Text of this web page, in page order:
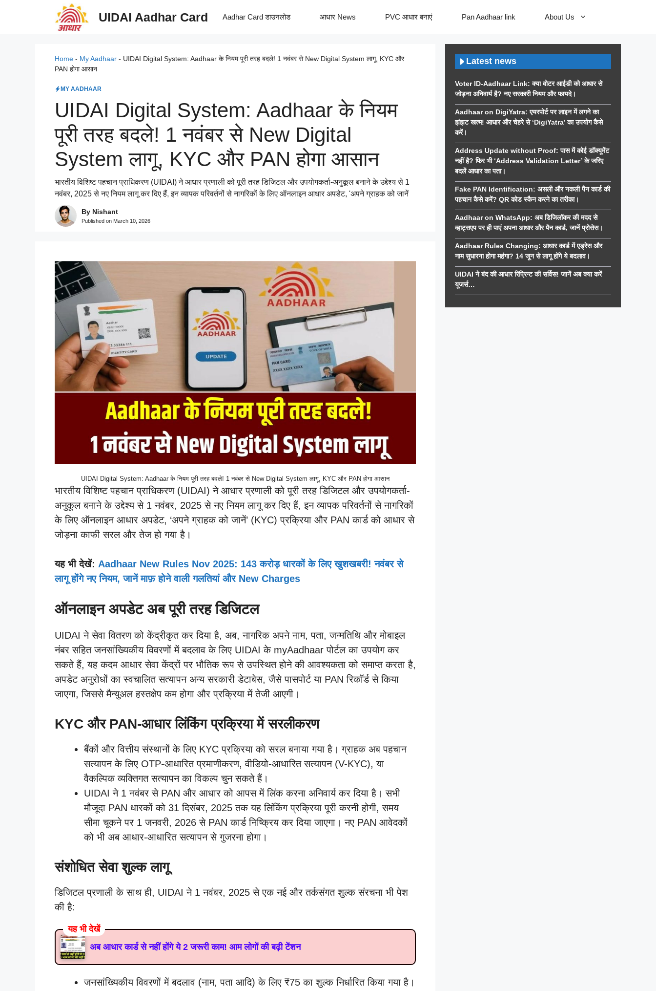
UIDAI Aadhar Card Aadhar Card डाउनलोड आधार News PVC आधार बनाएं Pan Aadhaar link About Us
Home - My Aadhaar - UIDAI Digital System: Aadhaar के नियम पूरी तरह बदले! 1 नवंबर से New Digital System लागू, KYC और
PAN होगा आसान
MY AADHAAR
UIDAI Digital System: Aadhaar के नियम
पूरी तरह बदले! 1 नवंबर से New Digital
System लागू, KYC और PAN होगा आसान
भारतीय विशिष्ट पहचान प्राधिकरण (UIDAI) ने आधार प्रणाली को पूरी तरह डिजिटल और उपयोगकर्ता-अनुकूल बनाने के उद्देश्य से 1
नवंबर, 2025 से नए नियम लागू कर दिए हैं, इन व्यापक परिवर्तनों से नागरिकों के लिए ऑनलाइन आधार अपडेट, 'अपने ग्राहक को जानें
By Nishant
Published on March 10, 2026
UIDAI Digital System: Aadhaar के नियम पूरी तरह बदले! 1 नवंबर से New Digital System लागू, KYC और PAN होगा आसान
भारतीय विशिष्ट पहचान प्राधिकरण (UIDAI) ने आधार प्रणाली को पूरी तरह डिजिटल और उपयोगकर्ता-
अनुकूल बनाने के उद्देश्य से 1 नवंबर, 2025 से नए नियम लागू कर दिए हैं, इन व्यापक परिवर्तनों से नागरिकों
के लिए ऑनलाइन आधार अपडेट, ‘अपने ग्राहक को जानें’ (KYC) प्रक्रिया और PAN कार्ड को आधार से
जोड़ना काफी सरल और तेज हो गया है।
यह भी देखें: Aadhaar New Rules Nov 2025: 143 करोड़ धारकों के लिए खुशखबरी! नवंबर से
लागू होंगे नए नियम, जानें माफ़ होने वाली गलतियां और New Charges
ऑनलाइन अपडेट अब पूरी तरह डिजिटल
UIDAI ने सेवा वितरण को केंद्रीकृत कर दिया है, अब, नागरिक अपने नाम, पता, जन्मतिथि और मोबाइल
नंबर सहित जनसांख्यिकीय विवरणों में बदलाव के लिए UIDAI के myAadhaar पोर्टल का उपयोग कर
सकते हैं, यह कदम आधार सेवा केंद्रों पर भौतिक रूप से उपस्थित होने की आवश्यकता को समाप्त करता है,
अपडेट अनुरोधों का स्वचालित सत्यापन अन्य सरकारी डेटाबेस, जैसे पासपोर्ट या PAN रिकॉर्ड से किया
जाएगा, जिससे मैन्युअल हस्तक्षेप कम होगा और प्रक्रिया में तेजी आएगी।
KYC और PAN-आधार लिंकिंग प्रक्रिया में सरलीकरण
बैंकों और वित्तीय संस्थानों के लिए KYC प्रक्रिया को सरल बनाया गया है। ग्राहक अब पहचान
सत्यापन के लिए OTP-आधारित प्रमाणीकरण, वीडियो-आधारित सत्यापन (V-KYC), या
वैकल्पिक व्यक्तिगत सत्यापन का विकल्प चुन सकते हैं।
UIDAI ने 1 नवंबर से PAN और आधार को आपस में लिंक करना अनिवार्य कर दिया है। सभी
मौजूदा PAN धारकों को 31 दिसंबर, 2025 तक यह लिंकिंग प्रक्रिया पूरी करनी होगी, समय
सीमा चूकने पर 1 जनवरी, 2026 से PAN कार्ड निष्क्रिय कर दिया जाएगा। नए PAN आवेदकों
को भी अब आधार-आधारित सत्यापन से गुजरना होगा।
संशोधित सेवा शुल्क लागू
डिजिटल प्रणाली के साथ ही, UIDAI ने 1 नवंबर, 2025 से एक नई और तर्कसंगत शुल्क संरचना भी पेश
की है:
यह भी देखें
अब आधार कार्ड से नहीं होंगे ये 2 जरूरी काम! आम लोगों की बढ़ी टेंशन
जनसांख्यिकीय विवरणों में बदलाव (नाम, पता आदि) के लिए ₹75 का शुल्क निर्धारित किया गया है।
Latest news
Voter ID-Aadhaar Link: क्या वोटर आईडी को आधार से
जोड़ना अनिवार्य है? नए सरकारी नियम और फायदे।
Aadhaar on DigiYatra: एयरपोर्ट पर लाइन में लगने का
झंझट खत्म! आधार और चेहरे से ‘DigiYatra’ का उपयोग कैसे
करें।
Address Update without Proof: पास में कोई डॉक्यूमेंट
नहीं है? फिर भी ‘Address Validation Letter’ के जरिए
बदलें आधार का पता।
Fake PAN Identification: असली और नकली पैन कार्ड की
पहचान कैसे करें? QR कोड स्कैन करने का तरीका।
Aadhaar on WhatsApp: अब डिजिलॉकर की मदद से
व्हाट्सएप पर ही पाएं अपना आधार और पैन कार्ड, जानें प्रोसेस।
Aadhaar Rules Changing: आधार कार्ड में एड्रेस और
नाम सुधारना होगा महंगा? 14 जून से लागू होंगे ये बदलाव।
UIDAI ने बंद की आधार रिप्रिन्ट की सर्विस! जानें अब क्या करें
यूजर्स…